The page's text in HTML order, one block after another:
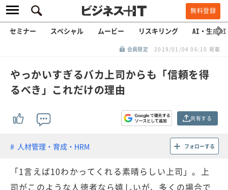
無料登録
セミナー スペシャル ムービー リスキリング AI・生成AI
会員限定 2019/01/04 06:10 掲載
やっかいすぎるバカ上司からも「信頼を得
るべき」これだけの理由
共有する
人材管理・育成・HRM フォローする
「1言えば10わかってくれる素晴らしい上司」。上
司がこのような人徳者なら嬉しいが、多くの場合で